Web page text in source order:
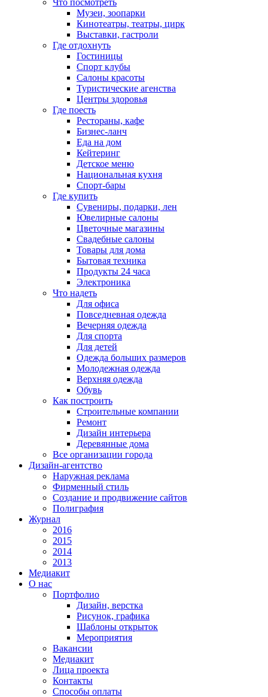
Музеи, зоопарки
Кинотеатры, театры, цирк
Выставки, гастроли
Где отдохнуть
Гостиницы
Спорт клубы
Салоны красоты
Туристические агенства
Центры здоровья
Где поесть
Рестораны, кафе
Бизнес-ланч
Еда на дом
Кейтеринг
Детское меню
Национальная кухня
Спорт-бары
Где купить
Сувениры, подарки, лен
Ювелирные салоны
Цветочные магазины
Свадебные салоны
Товары для дома
Бытовая техника
Продукты 24 часа
Электроника
Что надеть
Для офиса
Повседневная одежда
Вечерняя одежда
Для спорта
Для детей
Одежда больших размеров
Молодежная одежда
Верхняя одежда
Обувь
Как построить
Строительные компании
Ремонт
Дизайн интерьера
Деревянные дома
Все организации города
Дизайн-агентство
Наружная реклама
Фирменный стиль
Создание и продвижение сайтов
Полиграфия
Журнал
2016
2015
2014
2013
Медиакит
О нас
Портфолио
Дизайн, верстка
Рисунок, графика
Шаблоны открыток
Мероприятия
Вакансии
Медиакит
Лица проекта
Контакты
Способы оплаты